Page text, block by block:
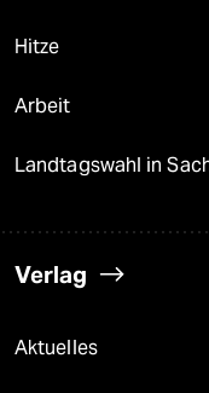
Hitze
Arbeit
Landtagswahl in
Verlag
Aktuelles